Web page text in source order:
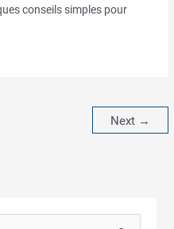
conseils simples pour
Next →